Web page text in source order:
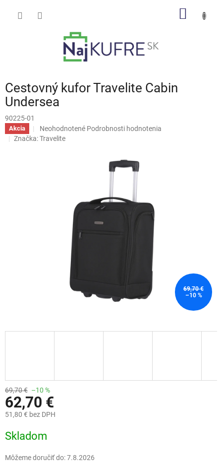
Cestovný kufor Travelite Cabin
Undersea
90225-01
Akcia
Priemerné
hodnotenie
Neohodnotené Podrobnosti hodnotenia
Značka:Travelite
69,70 €
–10 %
69,70 € –10 %
62,70 €
51,80 € bez DPH
cena:
Skladom
Môžeme doručiť do:7.8.2026